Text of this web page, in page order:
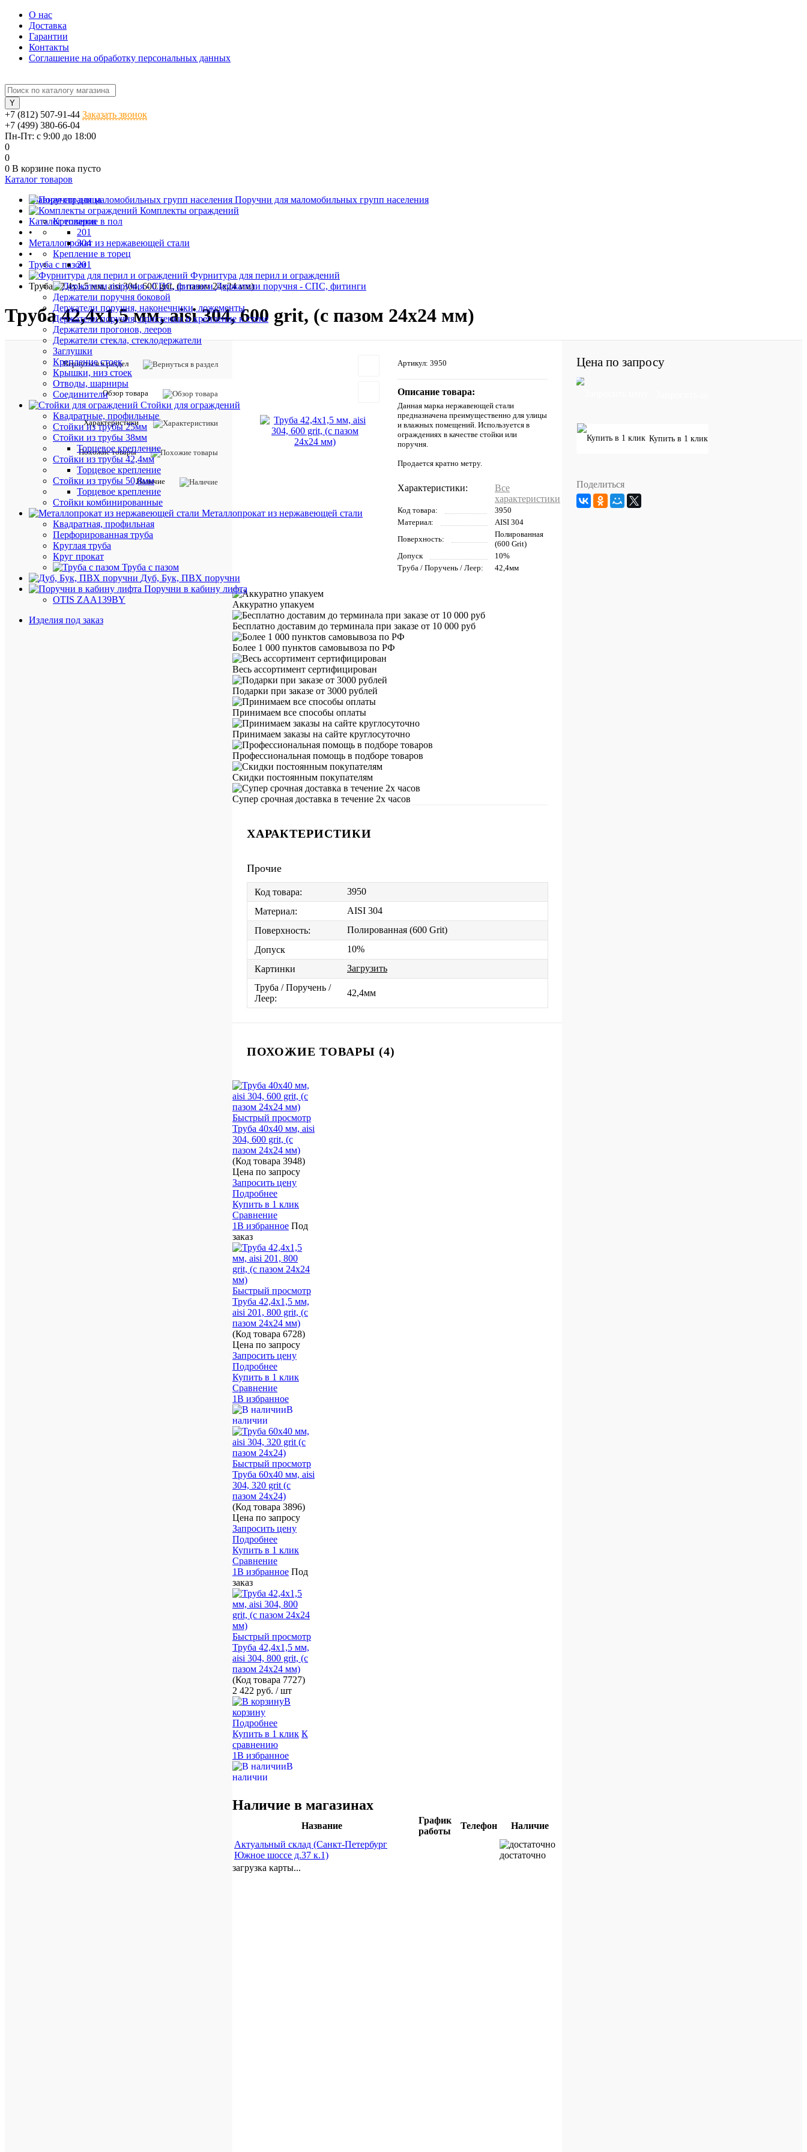
О нас
Доставка
Гарантии
Контакты
Соглашение на обработку персональных данных
+7 (812) 507-91-44 Заказать звонок
+7 (499) 380-66-04
Пн-Пт: с 9:00 до 18:00
0
0
0 В корзине пока пусто
Каталог товаров
Поручни для маломобильных групп населения
Комплекты ограждений
Крепление в пол
201
304
Крепление в торец
201
Фурнитура для перил и ограждений
Держатели поручня - СПС, фитинги
Держатели поручня боковой
Держатели поручня, наконечники, ложементы
Держатели поручня, пристенки и крепление к стене
Держатели прогонов, лееров
Держатели стекла, стеклодержатели
Заглушки
Крепление стоек
Крышки, низ стоек
Отводы, шарниры
Соединители
Стойки для ограждений
Квадратные, профильные
Стойки из трубы 25мм
Стойки из трубы 38мм
Торцевое крепление
Стойки из трубы 42,4мм
Торцевое крепление
Стойки из трубы 50,8мм
Торцевое крепление
Стойки комбинированные
Металлопрокат из нержавеющей стали
Квадратная, профильная
Перфорированная труба
Круглая труба
Круг прокат
Труба с пазом
Дуб, Бук, ПВХ поручни
Поручни в кабину лифта
OTIS ZAA139BY
Изделия под заказ
Главная страница
•
Каталог товаров
•
Металлопрокат из нержавеющей стали
•
Труба с пазом
•
Труба 42,4х1,5 мм, aisi 304, 600 grit, (с пазом 24х24 мм)
Труба 42,4х1,5 мм, aisi 304, 600 grit, (с пазом 24х24 мм)
Вернуться в раздел
Обзор товара
Характеристики
Похожие товары
Наличие
Артикул: 3950
Описание товара:
Данная марка нержавеющей стали
предназначена преимущественно для улицы
и влажных помещений. Используется в
ограждениях в качестве стойки или
поручня.
Продается кратно метру.
Характеристики:
Все
характеристики
Код товара:
3950
Материал:
AISI 304
Поверхность:
Полированная
(600 Grit)
Допуск
10%
Труба / Поручень / Леер:
42,4мм
Аккуратно упакуем
Бесплатно доставим до терминала при заказе от 10 000 руб
Более 1 000 пунктов самовывоза по РФ
Весь ассортимент сертифицирован
Подарки при заказе от 3000 рублей
Принимаем все способы оплаты
Принимаем заказы на сайте круглосуточно
Профессиональная помощь в подборе товаров
Скидки постоянным покупателям
Супер срочная доставка в течение 2х часов
ХАРАКТЕРИСТИКИ
Прочие
Код товара:
3950
Материал:
AISI 304
Поверхность:
Полированная (600 Grit)
Допуск
10%
Картинки
Загрузить
Труба / Поручень /
Леер:
42,4мм
ПОХОЖИЕ ТОВАРЫ (4)
Быстрый просмотр
Труба 40х40 мм, aisi
304, 600 grit, (с
пазом 24х24 мм)
(Код товара 3948)
Цена по запросу
Запросить цену
Подробнее
Купить в 1 клик
Сравнение
1В избранное Под
заказ
Быстрый просмотр
Труба 42,4х1,5 мм,
aisi 201, 800 grit, (с
пазом 24х24 мм)
(Код товара 6728)
Цена по запросу
Запросить цену
Подробнее
Купить в 1 клик
Сравнение
1В избранное
В
наличии
Быстрый просмотр
Труба 60х40 мм, aisi
304, 320 grit (с
пазом 24х24)
(Код товара 3896)
Цена по запросу
Запросить цену
Подробнее
Купить в 1 клик
Сравнение
1В избранное Под
заказ
Быстрый просмотр
Труба 42,4х1,5 мм,
aisi 304, 800 grit, (с
пазом 24х24 мм)
(Код товара 7727)
2 422 руб. / шт
В
корзину
Подробнее
Купить в 1 клик К
сравнению
1В избранное
В
наличии
Наличие в магазинах
Название
График
работы
Телефон
Наличие
Актуальный склад (Санкт-Петербург
Южное шоссе д.37 к.1)
достаточно
загрузка карты...
Цена по запросу
Купить в 1 клик
Поделиться